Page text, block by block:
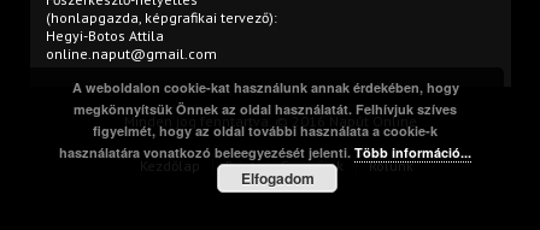
(honlapgazda, képgrafikai tervező):
Hegyi-Botos Attila
online.naput@gmail.com
Minden jog fenntartva. © 2016 Napút Online
Kezdőlap Print Szerzőink Rólunk
A weboldalon cookie-kat használunk annak érdekében, hogy
megkönnyítsük Önnek az oldal használatát. Felhívjuk szíves
figyelmét, hogy az oldal további használata a cookie-k
használatára vonatkozó beleegyezését jelenti.Több információ...
Elfogadom